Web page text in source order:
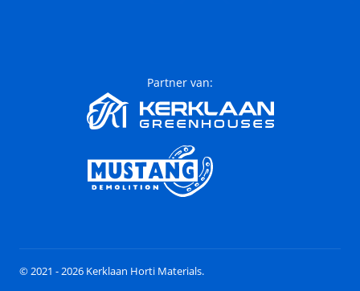
Partner van:
© 2021 - 2026 Kerklaan Horti Materials.